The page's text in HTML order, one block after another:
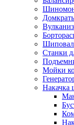
Станки
Мойки
Накачка